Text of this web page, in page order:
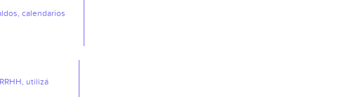
calendarios
utilizá